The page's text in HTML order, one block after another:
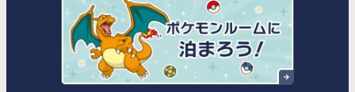
MIMARU東京 浅草STATION